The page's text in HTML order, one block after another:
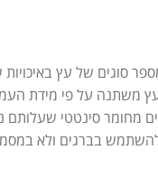
סוגים של עץ באיכויות
משתנה על פי מידת
מחומר סינטטי שעלותם
בברגים ולא